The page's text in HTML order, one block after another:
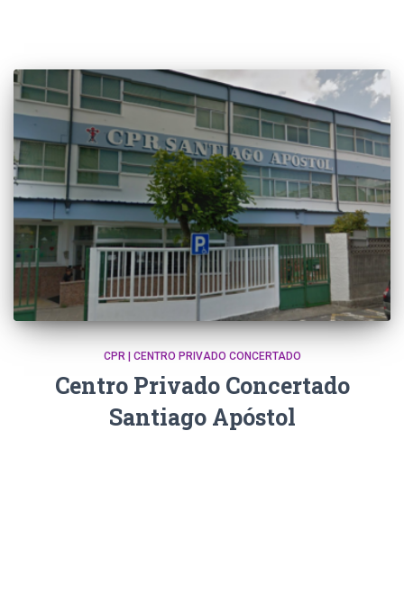
CPR | CENTRO PRIVADO CONCERTADO
Centro Privado Concertado
Santiago Apóstol